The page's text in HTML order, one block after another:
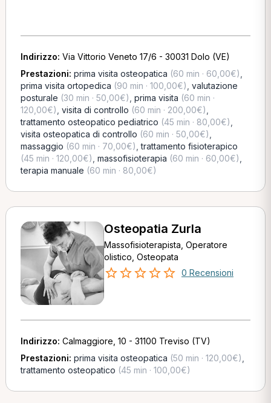
Indirizzo: Via Vittorio Veneto 17/6 - 30031 Dolo (VE)
Prestazioni: prima visita osteopatica (60 min · 60,00€)
prima visita ortopedica (90 min · 100,00€) valutazione
posturale (30 min · 50,00€) prima visita (60 min ·
120,00€) visita di controllo (60 min · 200,00€)
trattamento osteopatico pediatrico (45 min · 80,00€)
visita osteopatica di controllo (60 min · 50,00€)
massaggio (60 min · 70,00€) ,trattamento fisioterapico
(45 min · 120,00€) massofisioterapia (60 min · 60,00€)
terapia manuale (60 min · 80,00€)
Osteopatia Zurla
Massofisioterapista, Operatore
olistico, Osteopata
0 Recensioni
Indirizzo: Calmaggiore, 10 - 31100 Treviso (TV)
Prestazioni: prima visita osteopatica (50 min · 120,00€)
trattamento osteopatico (45 min · 100,00€)